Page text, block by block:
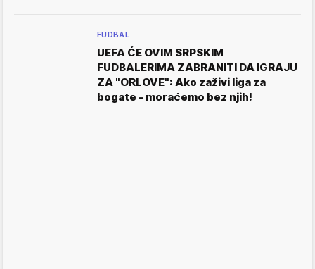
FUDBAL
UEFA ĆE OVIM SRPSKIM
FUDBALERIMA ZABRANITI DA IGRAJU
ZA "ORLOVE": Ako zaživi liga za
bogate - moraćemo bez njih!